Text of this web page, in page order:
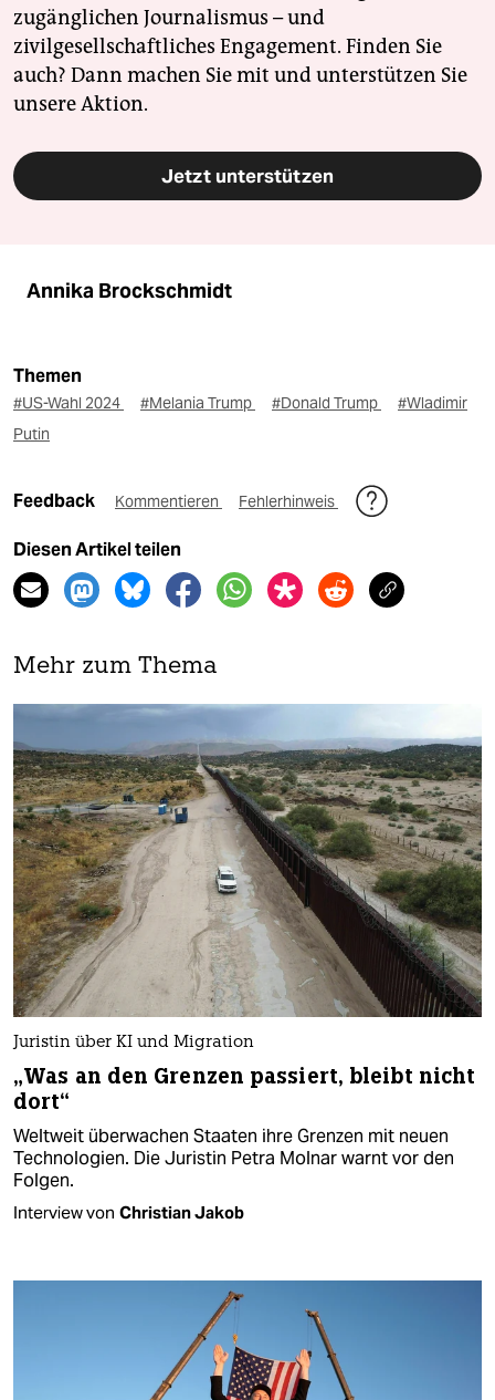
zugänglichen Journalismus – und
zivilgesellschaftliches Engagement. Finden Sie
auch? Dann machen Sie mit und unterstützen Sie
unsere Aktion.
Jetzt unterstützen
Annika Brockschmidt
Themen
#US-Wahl 2024 #Melania Trump #Donald Trump
#Wladimir
Putin
Feedback Kommentieren Fehlerhinweis
Diesen Artikel teilen
Mehr zum Thema
Juristin über KI und Migration
„Was an den Grenzen passiert, bleibt nicht
dort“
Weltweit überwachen Staaten ihre Grenzen mit neuen
Technologien. Die Juristin Petra Molnar warnt vor den
Folgen.
Interview von Christian Jakob